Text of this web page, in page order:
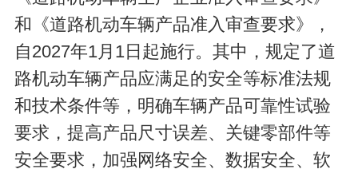
和《道路机动车辆产品准入审查要求》，
自2027年1月1日起施行。其中，规定了道
路机动车辆产品应满足的安全等标准法规
和技术条件等，明确车辆产品可靠性试验
要求，提高产品尺寸误差、关键零部件等
安全要求，加强网络安全、数据安全、软